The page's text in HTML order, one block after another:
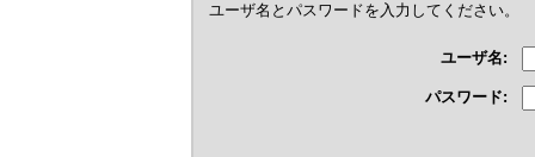
ユーザ名とパスワードを入力してください。
ユーザ名:
パスワード: